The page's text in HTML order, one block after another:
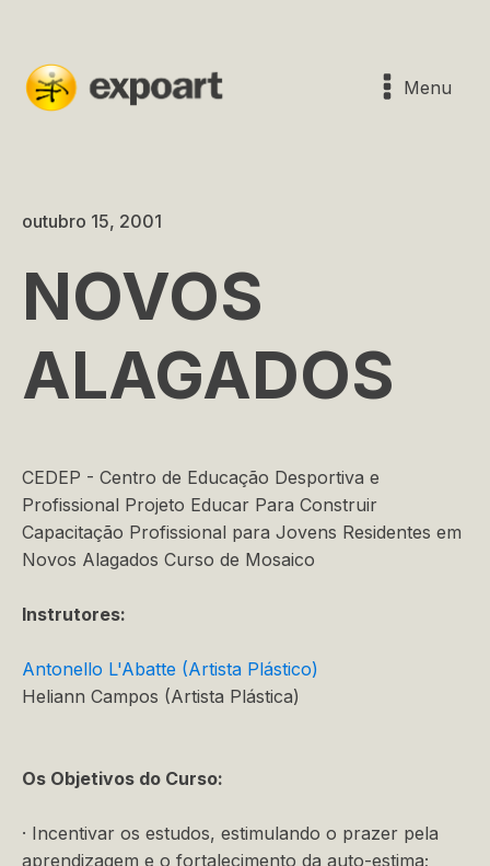
Menu
outubro 15, 2001
NOVOS
ALAGADOS
CEDEP - Centro de Educação Desportiva e
Profissional Projeto Educar Para Construir
Capacitação Profissional para Jovens Residentes em
Novos Alagados Curso de Mosaico
Instrutores:
Antonello L'Abatte (Artista Plástico)
Heliann Campos (Artista Plástica)
Os Objetivos do Curso:
· Incentivar os estudos, estimulando o prazer pela
aprendizagem e o fortalecimento da auto-estima;